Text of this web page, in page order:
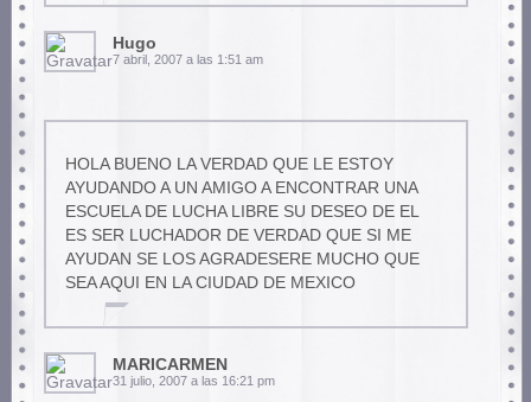
Hugo
7 abril, 2007 a las 1:51 am
HOLA BUENO LA VERDAD QUE LE ESTOY
AYUDANDO A UN AMIGO A ENCONTRAR UNA
ESCUELA DE LUCHA LIBRE SU DESEO DE EL
ES SER LUCHADOR DE VERDAD QUE SI ME
AYUDAN SE LOS AGRADESERE MUCHO QUE
SEA AQUI EN LA CIUDAD DE MEXICO
MARICARMEN
31 julio, 2007 a las 16:21 pm